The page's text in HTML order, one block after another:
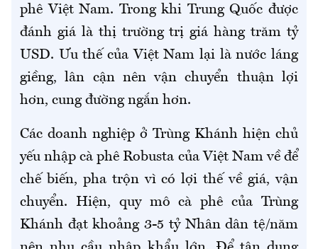
phê Việt Nam. Trong khi Trung Quốc được
đánh giá là thị trường trị giá hàng trăm tỷ
USD. Ưu thế của Việt Nam lại là nước láng
giềng, lân cận nên vận chuyển thuận lợi
hơn, cung đường ngắn hơn.
Các doanh nghiệp ở Trùng Khánh hiện chủ
yếu nhập cà phê Robusta của Việt Nam về để
chế biến, pha trộn vì có lợi thế về giá, vận
chuyển. Hiện, quy mô cà phê của Trùng
Khánh đạt khoảng 3-5 tỷ Nhân dân tệ/năm